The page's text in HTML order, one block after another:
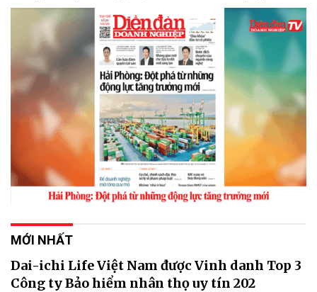
MỚI NHẤT
Dai-ichi Life Việt Nam được Vinh danh Top 3
Công ty Bảo hiểm nhân thọ uy tín 202